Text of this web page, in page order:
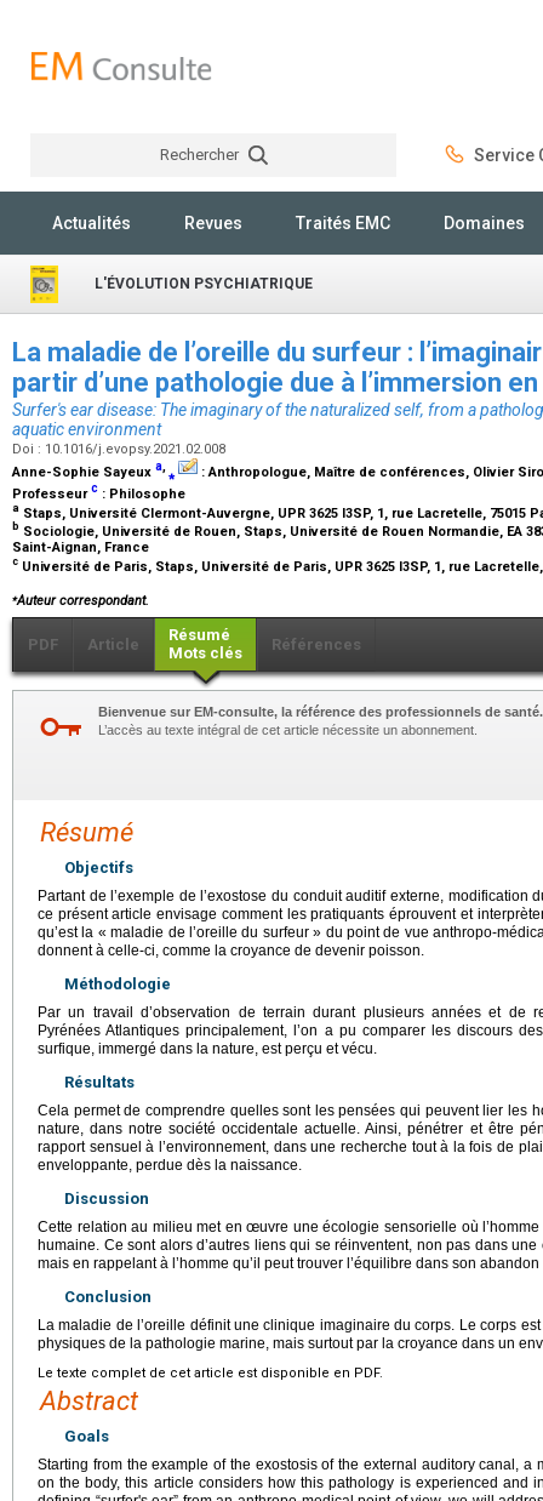
Rechercher Service
Actualités Revues Traités EMC Domaines
L'ÉVOLUTION PSYCHIATRIQUE
La maladie de l’oreille du surfeur :
partir d’une pathologie due à l’immersion
Surfer's ear disease: The imaginary of the naturalized self, from a
aquatic environment
Doi : 10.1016/j.evopsy.2021.02.008
Anne-Sophie Sayeux a,⁎ :Anthropologue, Maître de conférences, Olivier
Professeur c : Philosophe
a Staps, Université Clermont-Auvergne, UPR 3625 I3SP, 1, rue Lacretelle, 75015
b Sociologie, Université de Rouen, Staps, Université de Rouen Normandie, EA
Saint-Aignan, France
c Université de Paris, Staps, Université de Paris, UPR 3625 I3SP, 1, rue
⁎Auteur correspondant.
PDF Article
Résumé
Mots clés
Références
Bienvenue sur EM-consulte, la référence des professionnels de santé.
L’accès au texte intégral de cet article nécessite un abonnement.
Résumé
Objectifs
Partant de l’exemple de l’exostose du conduit auditif externe, modification
ce présent article envisage comment les pratiquants éprouvent et
qu’est la « maladie de l’oreille du surfeur » du point de vue anthropo-
donnent à celle-ci, comme la croyance de devenir poisson.
Méthodologie
Par un travail d’observation de terrain durant plusieurs années et de
Pyrénées Atlantiques principalement, l’on a pu comparer les discours
surfique, immergé dans la nature, est perçu et vécu.
Résultats
Cela permet de comprendre quelles sont les pensées qui peuvent lier les
nature, dans notre société occidentale actuelle. Ainsi, pénétrer et être
rapport sensuel à l’environnement, dans une recherche tout à la fois de
enveloppante, perdue dès la naissance.
Discussion
Cette relation au milieu met en œuvre une écologie sensorielle où
humaine. Ce sont alors d’autres liens qui se réinventent, non pas dans
mais en rappelant à l’homme qu’il peut trouver l’équilibre dans son
Conclusion
La maladie de l’oreille définit une clinique imaginaire du corps. Le corps
physiques de la pathologie marine, mais surtout par la croyance dans un
Le texte complet de cet article est disponible en PDF.
Abstract
Goals
Starting from the example of the exostosis of the external auditory canal, a
on the body, this article considers how this pathology is experienced and